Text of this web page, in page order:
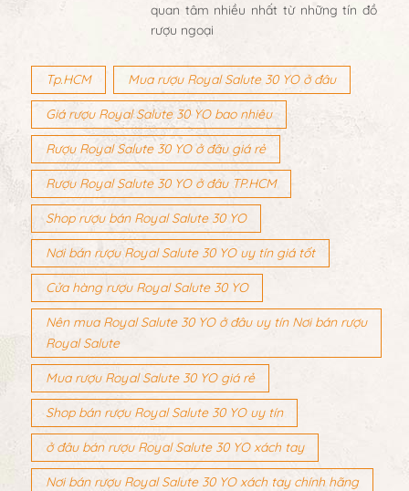
quan tâm nhiều nhất từ những tín đồ
rượu ngoại
Tp.HCM Mua rượu Royal Salute 30 YO ở đâu
Giá rượu Royal Salute 30 YO bao nhiêu
Rượu Royal Salute 30 YO ở đâu giá rẻ
Rượu Royal Salute 30 YO ở đâu TP.HCM
Shop rượu bán Royal Salute 30 YO
Nơi bán rượu Royal Salute 30 YO uy tín giá tốt
Cửa hàng rượu Royal Salute 30 YO
Nên mua Royal Salute 30 YO ở đâu uy tín Nơi bán rượu
Royal Salute
Mua rượu Royal Salute 30 YO giá rẻ
Shop bán rượu Royal Salute 30 YO uy tín
ở đâu bán rượu Royal Salute 30 YO xách tay
Nơi bán rượu Royal Salute 30 YO xách tay chính hãng